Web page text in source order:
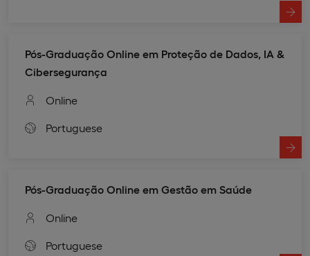
Pós-Graduação Online em Proteção de Dados, IA &
Cibersegurança
Online
Portuguese
Pós-Graduação Online em Gestão em Saúde
Online
Portuguese